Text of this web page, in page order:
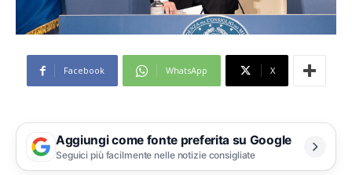
Facebook WhatsApp X
Aggiungi come fonte preferita su Google
Seguici più facilmente nelle notizie consigliate